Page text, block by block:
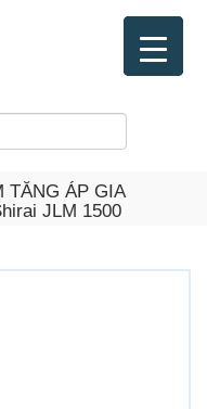
TĂNG ÁP GIA
JLM 1500